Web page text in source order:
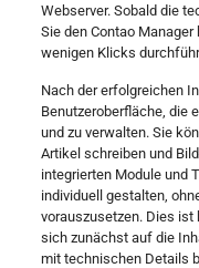
Webserver. Sobald die
Sie den Contao
wenigen Klicks
Nach der erfolgreichen
Benutzeroberfläche, die
und zu verwalten. Sie
Artikel schreiben und
integrierten Module und
individuell gestalten,
vorauszusetzen. Dies
sich zunächst auf die
mit technischen Details